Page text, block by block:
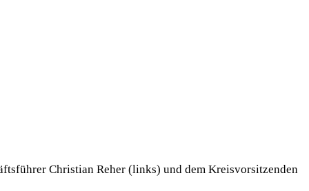
Christian Reher (links) und dem Kreisvorsitzenden